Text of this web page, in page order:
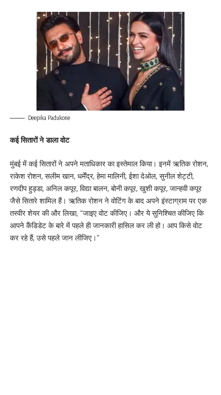
Deepika Padukone
कई सितारों ने डाला वोट
मुंबई में कई सितारों ने अपने मताधिकार का इस्तेमाल किया। इनमें ऋतिक रोशन,
राकेश रोशन, सलीम खान, धर्मेंद्र, हेमा मालिनी, ईशा देओल, सुनील शेट्टी,
रणदीप हुड्डा, अनिल कपूर, विद्या बालन, बोनी कपूर, खुशी कपूर, जान्हवी कपूर
जैसे सितारे शामिल हैं। ऋतिक रोशन ने वोटिंग के बाद अपने इंस्टाग्राम पर एक
तस्वीर शेयर की और लिखा, “जाइए वोट कीजिए। और ये सुनिश्चित कीजिए कि
आपने कैंडिडेट के बारे में पहले ही जानकारी हासिल कर ली हो। आप किसे वोट
कर रहे हैं, उसे पहले जान लीजिए।”